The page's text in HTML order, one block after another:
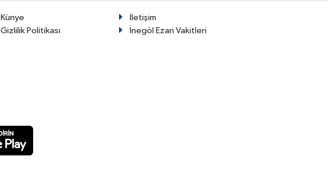
Künye
İletişim
Gizlilik Politikası
İnegöl Ezan Vakitleri